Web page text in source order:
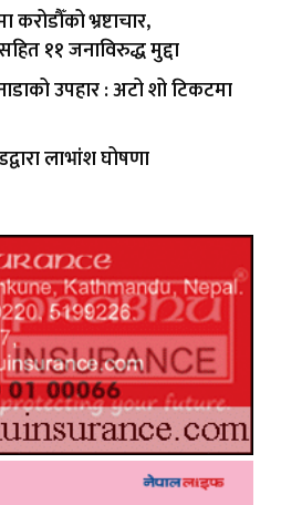
भ्रष्टाचार,
११ जनाविरुद्ध मुद्दा
उपहार : अटो शो टिकटमा
लाभांश घोषणा